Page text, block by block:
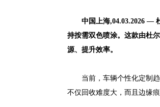
中国上海,04.03.2026 —
持按需双色喷涂。这款由杜
源、提升效率。
当前，车辆个性化定制
不仅回收难度大，而且边缘